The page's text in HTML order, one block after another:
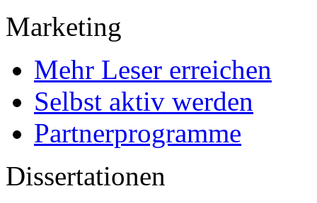
Marketing
Mehr Leser erreichen
Selbst aktiv werden
Partnerprogramme
Dissertationen